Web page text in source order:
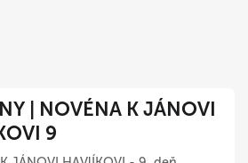
| NOVÉNA K JÁNOVI
9